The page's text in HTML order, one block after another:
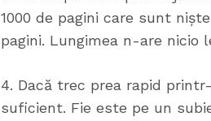
1000 de pagini care sunt
pagini. Lungimea n-are nicio
4. Dacă trec prea rapid
suficient. Fie este pe un